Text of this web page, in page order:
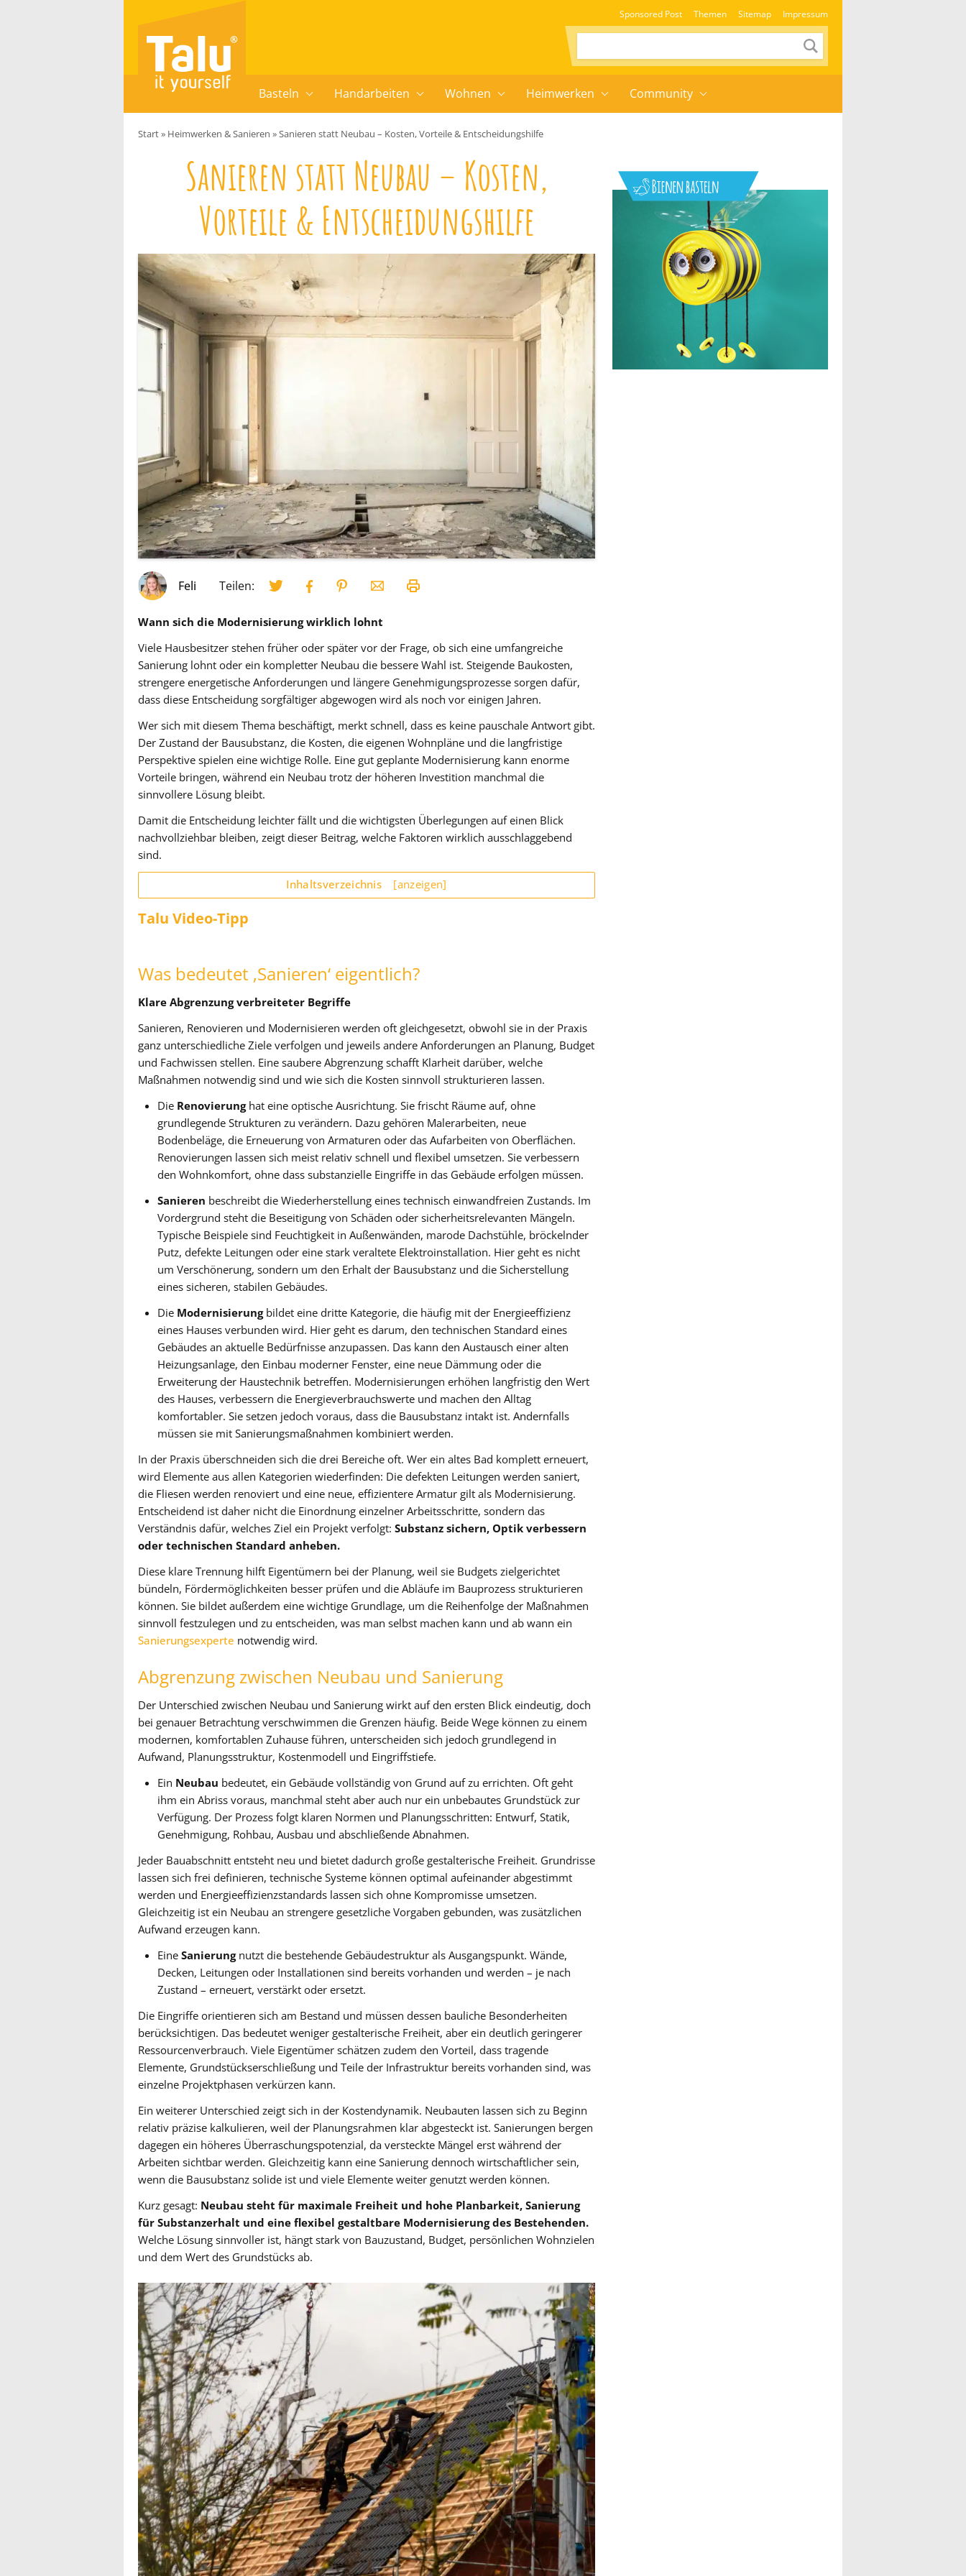
Sponsored Post Themen Sitemap Impressum
Basteln Handarbeiten Wohnen Heimwerken Community
Start» Heimwerken & Sanieren »Sanieren statt Neubau – Kosten, Vorteile & Entscheidungshilfe
Sanieren statt Neubau – Kosten,
Vorteile & Entscheidungshilfe
Feli Teilen:
Wann sich die Modernisierung wirklich lohnt
Viele Hausbesitzer stehen früher oder später vor der Frage, ob sich eine umfangreiche
Sanierung lohnt oder ein kompletter Neubau die bessere Wahl ist. Steigende Baukosten,
strengere energetische Anforderungen und längere Genehmigungsprozesse sorgen dafür,
dass diese Entscheidung sorgfältiger abgewogen wird als noch vor einigen Jahren.
Wer sich mit diesem Thema beschäftigt, merkt schnell, dass es keine pauschale Antwort gibt.
Der Zustand der Bausubstanz, die Kosten, die eigenen Wohnpläne und die langfristige
Perspektive spielen eine wichtige Rolle. Eine gut geplante Modernisierung kann enorme
Vorteile bringen, während ein Neubau trotz der höheren Investition manchmal die
sinnvollere Lösung bleibt.
Damit die Entscheidung leichter fällt und die wichtigsten Überlegungen auf einen Blick
nachvollziehbar bleiben, zeigt dieser Beitrag, welche Faktoren wirklich ausschlaggebend
sind.
Inhaltsverzeichnis [anzeigen]
Talu Video-Tipp
Was bedeutet ‚Sanieren‘ eigentlich?
Klare Abgrenzung verbreiteter Begriffe
Sanieren, Renovieren und Modernisieren werden oft gleichgesetzt, obwohl sie in der Praxis
ganz unterschiedliche Ziele verfolgen und jeweils andere Anforderungen an Planung, Budget
und Fachwissen stellen. Eine saubere Abgrenzung schafft Klarheit darüber, welche
Maßnahmen notwendig sind und wie sich die Kosten sinnvoll strukturieren lassen.
Die Renovierunghat eine optische Ausrichtung. Sie frischt Räume auf, ohne
grundlegende Strukturen zu verändern. Dazu gehören Malerarbeiten, neue
Bodenbeläge, die Erneuerung von Armaturen oder das Aufarbeiten von Oberflächen.
Renovierungen lassen sich meist relativ schnell und flexibel umsetzen. Sie verbessern
den Wohnkomfort, ohne dass substanzielle Eingriffe in das Gebäude erfolgen müssen.
Sanieren beschreibt die Wiederherstellung eines technisch einwandfreien Zustands. Im
Vordergrund steht die Beseitigung von Schäden oder sicherheitsrelevanten Mängeln.
Typische Beispiele sind Feuchtigkeit in Außenwänden, marode Dachstühle, bröckelnder
Putz, defekte Leitungen oder eine stark veraltete Elektroinstallation. Hier geht es nicht
um Verschönerung, sondern um den Erhalt der Bausubstanz und die Sicherstellung
eines sicheren, stabilen Gebäudes.
Die Modernisierungbildet eine dritte Kategorie, die häufig mit der Energieeffizienz
eines Hauses verbunden wird. Hier geht es darum, den technischen Standard eines
Gebäudes an aktuelle Bedürfnisse anzupassen. Das kann den Austausch einer alten
Heizungsanlage, den Einbau moderner Fenster, eine neue Dämmung oder die
Erweiterung der Haustechnik betreffen. Modernisierungen erhöhen langfristig den Wert
des Hauses, verbessern die Energieverbrauchswerte und machen den Alltag
komfortabler. Sie setzen jedoch voraus, dass die Bausubstanz intakt ist. Andernfalls
müssen sie mit Sanierungsmaßnahmen kombiniert werden.
In der Praxis überschneiden sich die drei Bereiche oft. Wer ein altes Bad komplett erneuert,
wird Elemente aus allen Kategorien wiederfinden: Die defekten Leitungen werden saniert,
die Fliesen werden renoviert und eine neue, effizientere Armatur gilt als Modernisierung.
Entscheidend ist daher nicht die Einordnung einzelner Arbeitsschritte, sondern das
Verständnis dafür, welches Ziel ein Projekt verfolgt: Substanz sichern, Optik verbessern
oder technischen Standard anheben.
Diese klare Trennung hilft Eigentümern bei der Planung, weil sie Budgets zielgerichtet
bündeln, Fördermöglichkeiten besser prüfen und die Abläufe im Bauprozess strukturieren
können. Sie bildet außerdem eine wichtige Grundlage, um die Reihenfolge der Maßnahmen
sinnvoll festzulegen und zu entscheiden, was man selbst machen kann und ab wann ein
Sanierungsexperte notwendig wird.
Abgrenzung zwischen Neubau und Sanierung
Der Unterschied zwischen Neubau und Sanierung wirkt auf den ersten Blick eindeutig, doch
bei genauer Betrachtung verschwimmen die Grenzen häufig. Beide Wege können zu einem
modernen, komfortablen Zuhause führen, unterscheiden sich jedoch grundlegend in
Aufwand, Planungsstruktur, Kostenmodell und Eingriffstiefe.
Ein Neubau bedeutet, ein Gebäude vollständig von Grund auf zu errichten. Oft geht
ihm ein Abriss voraus, manchmal steht aber auch nur ein unbebautes Grundstück zur
Verfügung. Der Prozess folgt klaren Normen und Planungsschritten: Entwurf, Statik,
Genehmigung, Rohbau, Ausbau und abschließende Abnahmen.
Jeder Bauabschnitt entsteht neu und bietet dadurch große gestalterische Freiheit. Grundrisse
lassen sich frei definieren, technische Systeme können optimal aufeinander abgestimmt
werden und Energieeffizienzstandards lassen sich ohne Kompromisse umsetzen.
Gleichzeitig ist ein Neubau an strengere gesetzliche Vorgaben gebunden, was zusätzlichen
Aufwand erzeugen kann.
EineSanierungnutzt die bestehende Gebäudestruktur als Ausgangspunkt. Wände,
Decken, Leitungen oder Installationen sind bereits vorhanden und werden – je nach
Zustand – erneuert, verstärkt oder ersetzt.
Die Eingriffe orientieren sich am Bestand und müssen dessen bauliche Besonderheiten
berücksichtigen. Das bedeutet weniger gestalterische Freiheit, aber ein deutlich geringerer
Ressourcenverbrauch. Viele Eigentümer schätzen zudem den Vorteil, dass tragende
Elemente, Grundstückserschließung und Teile der Infrastruktur bereits vorhanden sind, was
einzelne Projektphasen verkürzen kann.
Ein weiterer Unterschied zeigt sich in der Kostendynamik. Neubauten lassen sich zu Beginn
relativ präzise kalkulieren, weil der Planungsrahmen klar abgesteckt ist. Sanierungen bergen
dagegen ein höheres Überraschungspotenzial, da versteckte Mängel erst während der
Arbeiten sichtbar werden. Gleichzeitig kann eine Sanierung dennoch wirtschaftlicher sein,
wenn die Bausubstanz solide ist und viele Elemente weiter genutzt werden können.
Kurz gesagt: Neubau steht für maximale Freiheit und hohe Planbarkeit, Sanierung
für Substanzerhalt und eine flexibel gestaltbare Modernisierung des Bestehenden.
Welche Lösung sinnvoller ist, hängt stark von Bauzustand, Budget, persönlichen Wohnzielen
und dem Wert des Grundstücks ab.